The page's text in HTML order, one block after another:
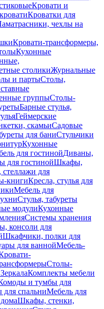
Кровати и
Кроватки для
чехлы на
Кровати-трансформеры,
Кухонные
столикиЖурнальные
и партыСтолы,
группыСтолы-
Барные стулья,
Геймерские
скамьиСадовые
для баниСтульчики
Кухонные
для гостинойДиваны,
для гостинойШкафы,
для
книгиКресла, стулья для
Мебель для
Стулья, табуреты
модулиКухонные
Системы хранения
консоли для
Шкафчики, полки для
для ваннойМебель-
Столы-
ЗеркалаКомплекты мебели
и тумбы для
спальниМебель для
Шкафы, стенки,